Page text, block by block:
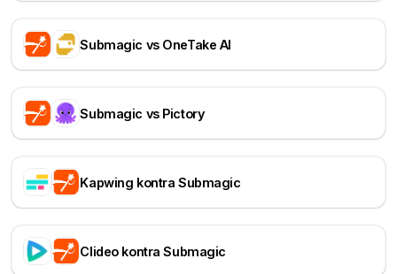
Submagic vs OneTake AI
Submagic vs Pictory
Kapwing kontra Submagic
Clideo kontra Submagic